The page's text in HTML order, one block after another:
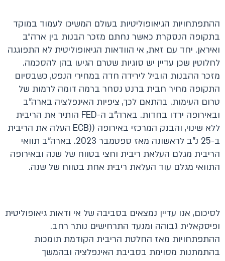
ההתפתחויות הגיאופוליטיות בעולם המשיכו לעמוד במוקד
בתקופה הנסקרת כאשר נחתם מזכר הבנות בין ארה״ב
ואיראן. יחד עם זאת, אי הוודאות הגיאופוליטית לא התפוגגה
לחלוטין שכן עדיין יש סוגיות שטרם הגיעו בהן להסכמה.
מזכר ההבנות הוביל לירידה חדה במחירי הנפט, כשבסיום
התקופה מחיר חבית ברנט נסחר ברמה דומה לרמות של
טרום העימות. בהתאם לכך, ציפיות האינפלציה בארה"ב
ובאירופה ירדו בחדות. בארה"ב ה-FED הותיר את הריבית
ללא שינוי, והבנק המרכזי באירופה ((ECB העלה את הריבית
ב-25 נ"ב לראשונה מאז ספטמבר 2023. בארה"ב תוואי
הריבית מגלם העלאת ריבית וחצי בטווח של שנה ובאירופה
התוואי מגלם עוד העלאת ריבית אחת בטווח של שנה.
לסיכום, אנו עדיין נמצאים בסביבה של אי ודאות גיאופוליטית
ופיסקאלית גבוהה ומנעד התרחישים נותר רחב.
ההתפתחויות מאז החלטת הריבית הקודמת תומכות
בהתמתנות מסוימת בסביבת האינפלציה ובהמשך